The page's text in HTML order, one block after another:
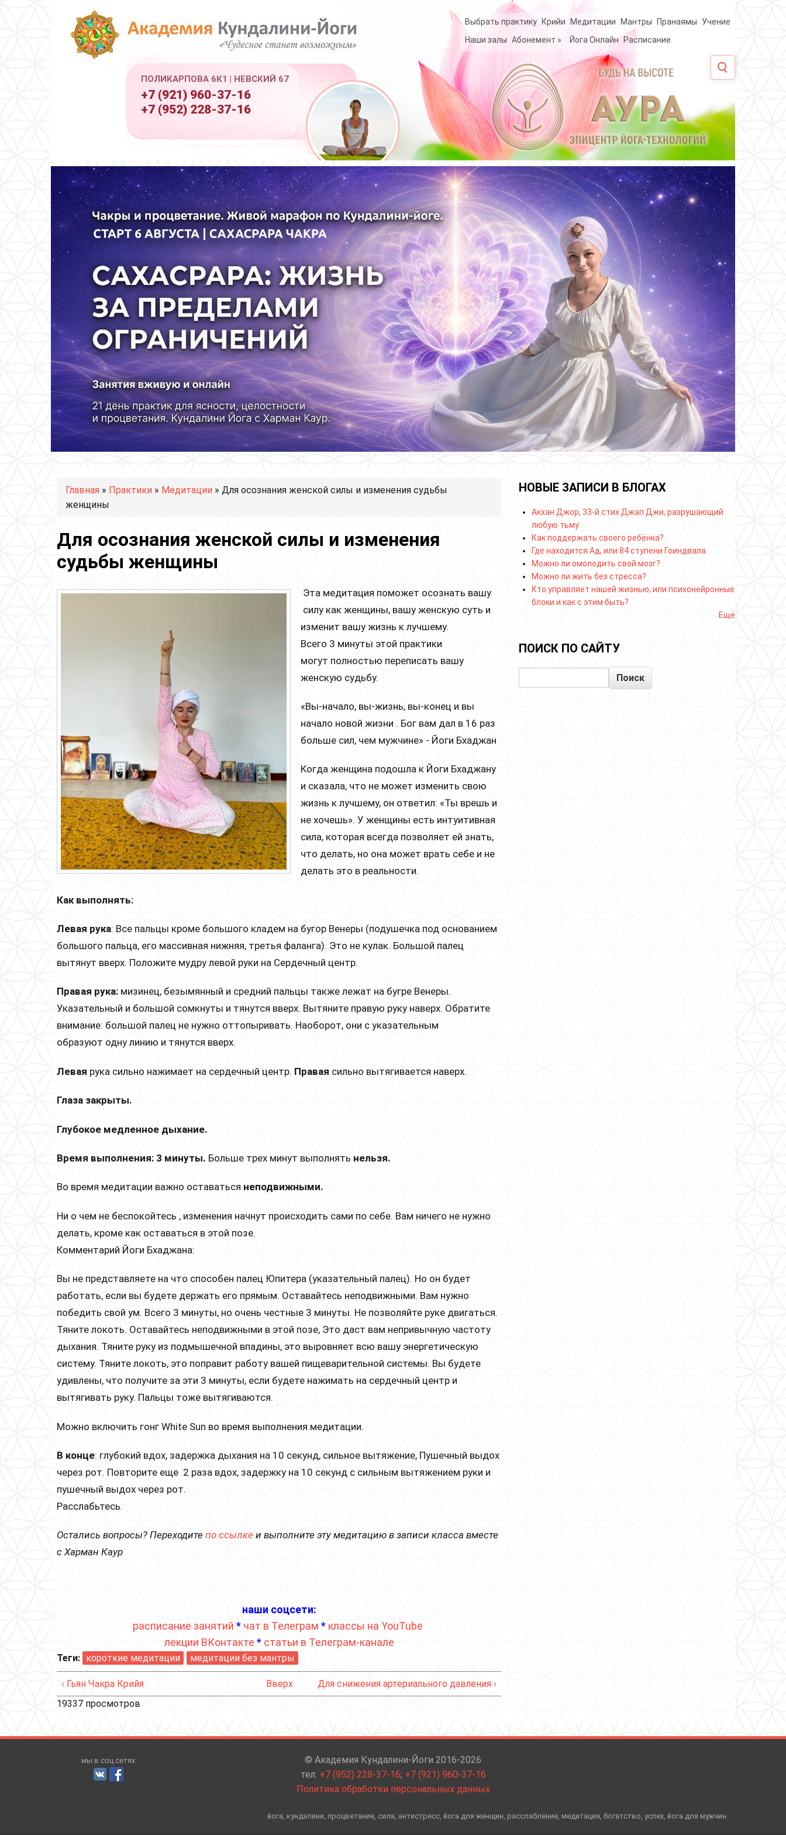
ПОЛИКАРПОВА 6К1 | НЕВСКИЙ 67
+7 (921) 960-37-16
+7 (952) 228-37-16
Выбрать практику Крийи Медитации Мантры Пранаямы
Учение
Наши залы Абонемент » Йога Онлайн Расписание
Вы здесь
Главная » Практики » Медитации » Для осознания женской силы и изменения судьбы
женщины
Для осознания женской силы и изменения
судьбы женщины
Эта медитация поможет осознать вашу
силу как женщины, вашу женскую суть и
изменит вашу жизнь к лучшему.
Всего 3 минуты этой практики
могут полностью переписать вашу
женскую судьбу.
«Вы-начало, вы-жизнь, вы-конец и вы
начало новой жизни . Бог вам дал в 16 раз
больше сил, чем мужчине» - Йоги Бхаджан
Когда женщина подошла к Йоги Бхаджану
и сказала, что не может изменить свою
жизнь к лучшему, он ответил: «Ты врешь и
не хочешь». У женщины есть интуитивная
сила, которая всегда позволяет ей знать,
что делать, но она может врать себе и не
делать это в реальности.
Как выполнять:
Левая рука: Все пальцы кроме большого кладем на бугор Венеры (подушечка под основанием
большого пальца, его массивная нижняя, третья фаланга). Это не кулак. Большой палец
вытянут вверх. Положите мудру левой руки на Сердечный центр.
Правая рука: мизинец, безымянный и средний пальцы также лежат на бугре Венеры.
Указательный и большой сомкнуты и тянутся вверх. Вытяните правую руку наверх. Обратите
внимание: большой палец не нужно оттопыривать. Наоборот, они с указательным
образуют одну линию и тянутся вверх.
Левая рука сильно нажимает на сердечный центр. Правая сильно вытягивается наверх.
Глаза закрыты.
Глубокое медленное дыхание.
Время выполнения: 3 минуты. Больше трех минут выполнять нельзя.
Во время медитации важно оставаться неподвижными.
Ни о чем не беспокойтесь , изменения начнут происходить сами по себе. Вам ничего не нужно
делать, кроме как оставаться в этой позе.
Комментарий Йоги Бхаджана:
Вы не представляете на что способен палец Юпитера (указательный палец). Но он будет
работать, если вы будете держать его прямым. Оставайтесь неподвижными. Вам нужно
победить свой ум. Всего 3 минуты, но очень честные 3 минуты. Не позволяйте руке двигаться.
Тяните локоть. Оставайтесь неподвижными в этой позе, Это даст вам непривычную частоту
дыхания. Тяните руку из подмышечной впадины, это выровняет всю вашу энергетическую
систему. Тяните локоть, это поправит работу вашей пищеварительной системы. Вы будете
удивлены, что получите за эти 3 минуты, если будете нажимать на сердечный центр и
вытягивать руку. Пальцы тоже вытягиваются.
Можно включить гонг White Sun во время выполнения медитации.
В конце: глубокий вдох, задержка дыхания на 10 секунд, сильное вытяжение, Пушечный выдох
через рот. Повторите еще 2 раза вдох, задержку на 10 секунд с сильным вытяжением руки и
пушечный выдох через рот.
Расслабьтесь.
Остались вопросы? Переходите по ссылке и выполните эту медитацию в записи класса вместе
с Харман Каур
наши соцсети:
расписание занятий * чат в Телеграм * классы на YouTube
лекции ВКонтакте * статьи в Телеграм-канале
Теги: короткие медитации медитации без мантры
‹ Гьян Чакра Крийя Вверх
Для снижения артериального давления ›
19337 просмотров
НОВЫЕ ЗАПИСИ В БЛОГАХ
Акхан Джор, 33-й стих Джап Джи, разрушающий
любую тьму
Как поддержать своего ребёнка?
Где находится Ад, или 84 ступени Гоиндвала
Можно ли омолодить свой мозг?
Можно ли жить без стресса?
Кто управляет нашей жизнью, или психонейронные
блоки и как с этим быть?
Ещё
ПОИСК ПО САЙТУ
мы в соц.сетях
© Академия Кундалини-Йоги 2016-2026
тел: +7 (952) 228-37-16; +7 (921) 960-37-16
Политика обработки персональных данных
йога, кундалини, процветание, сила, антистресс, йога для женщин, расслабление, медитация, богатство, успех, йога для мужчин